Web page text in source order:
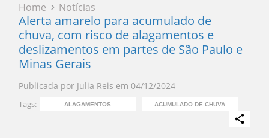
Home Notícias
Alerta amarelo para acumulado de
chuva, com risco de alagamentos e
deslizamentos em partes de São Paulo e
Minas Gerais
Publicada por Julia Reis em 04/12/2024
Tags: ALAGAMENTOS ACUMULADO DE CHUVA